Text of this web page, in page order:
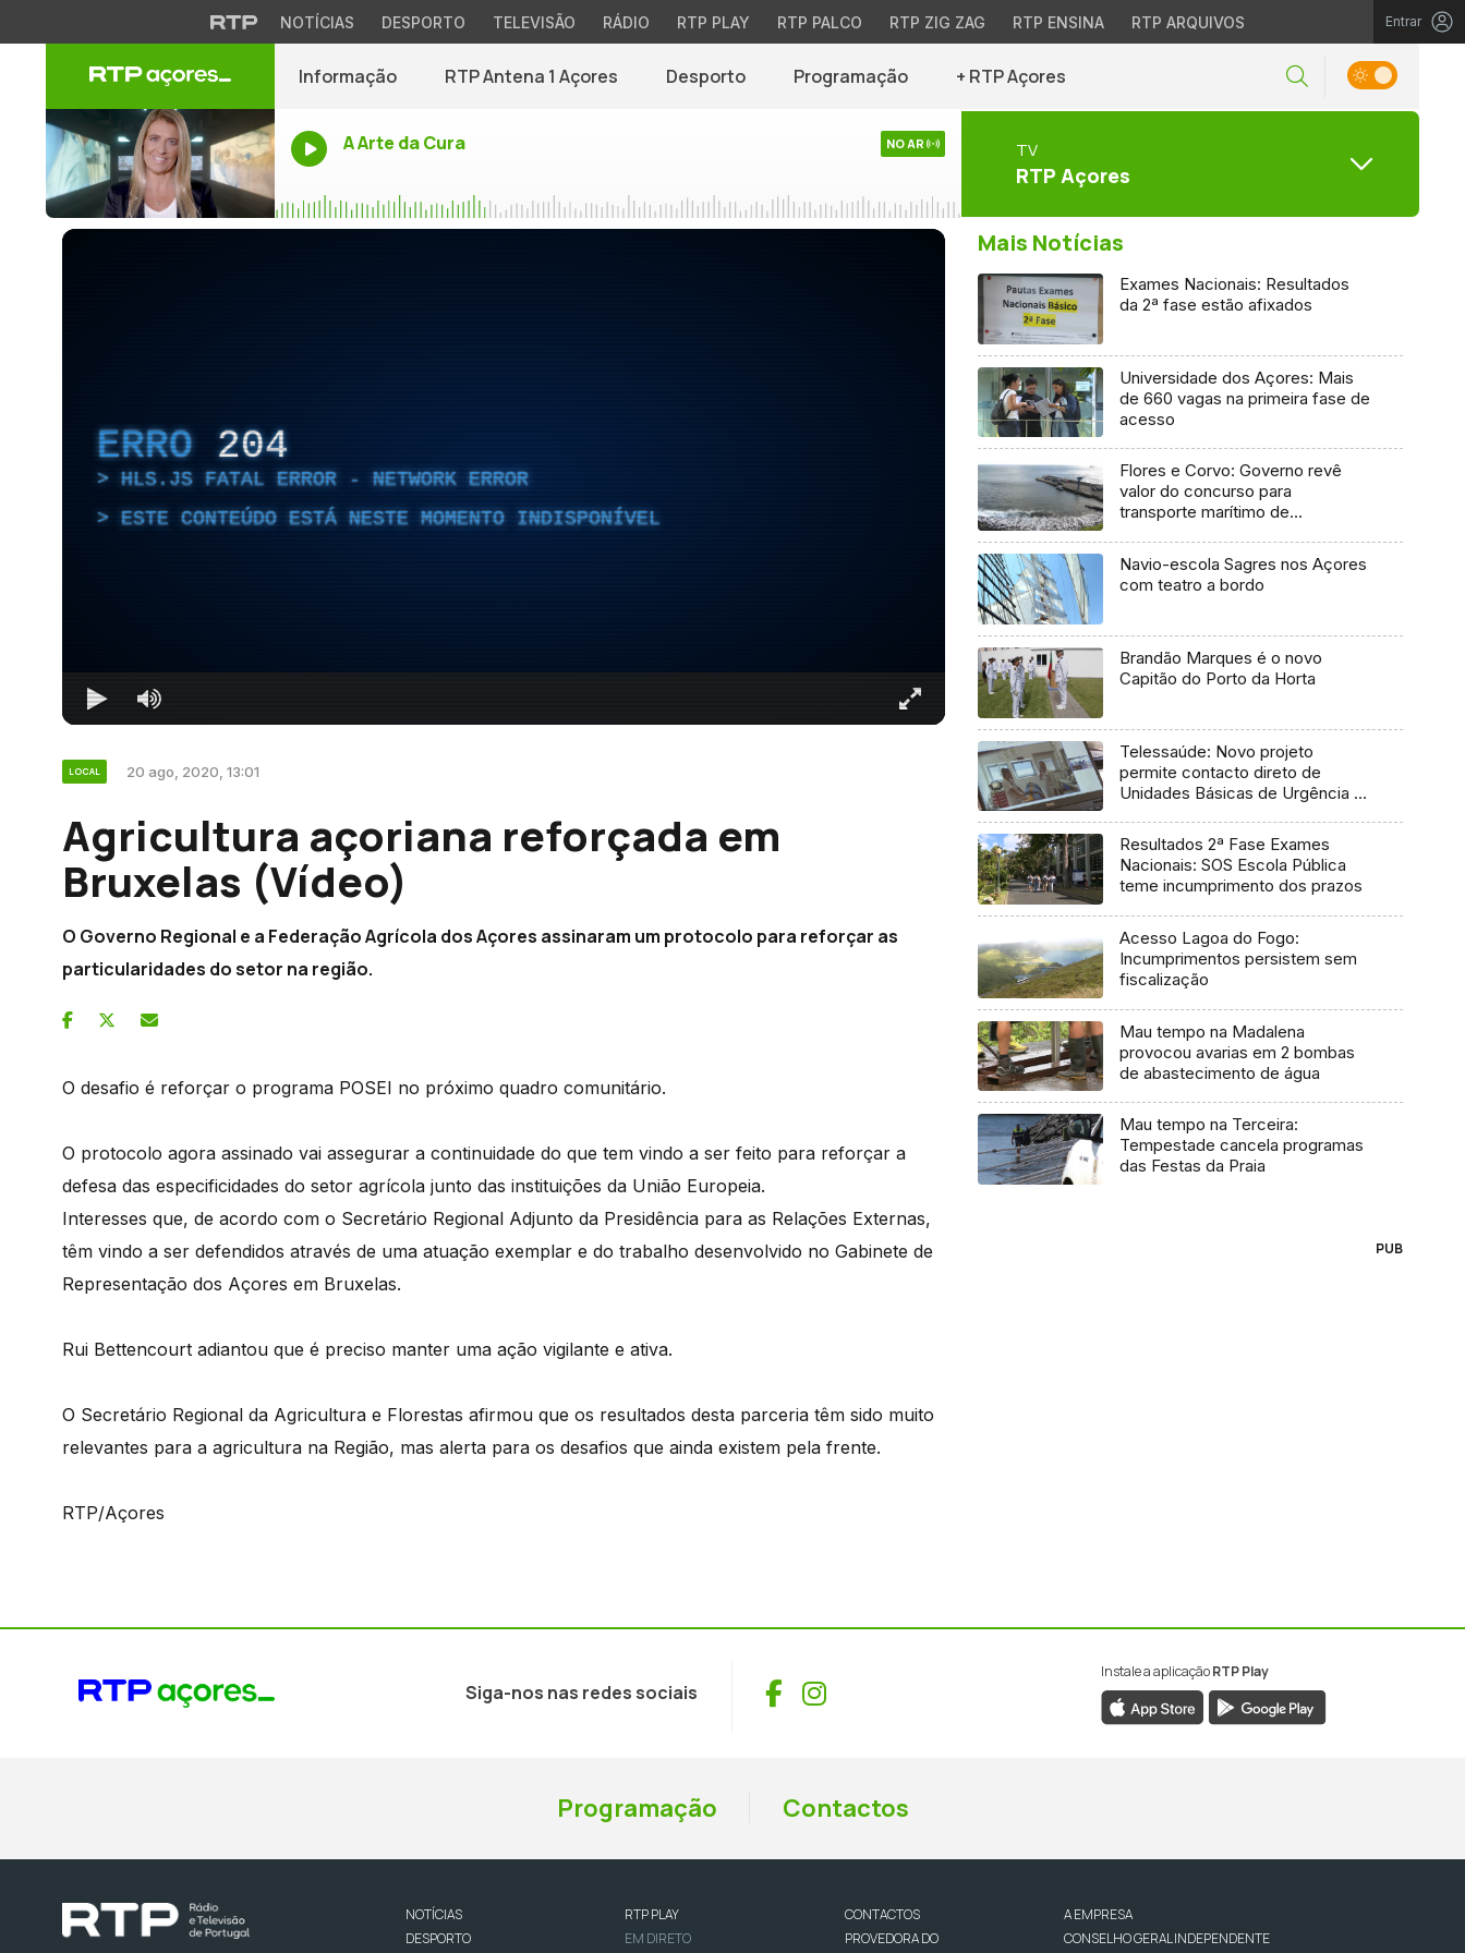
NOTÍCIAS DESPORTO TELEVISÃO RÁDIO RTP PLAY RTP PALCO RTP ZIG ZAG RTP ENSINA RTP ARQUIVOS Entrar
Informação RTP Antena 1 Açores Desporto Programação + RTP Açores
A Arte da Cura NO AR TV
RTP Açores
ERRO 204
HLS.JS FATAL ERROR - NETWORK ERROR
ESTE CONTEÚDO ESTÁ NESTE MOMENTO INDISPONÍVEL
LOCAL 20 ago, 2020, 13:01
Agricultura açoriana reforçada em
Bruxelas (Vídeo)
O Governo Regional e a Federação Agrícola dos Açores assinaram um protocolo para reforçar as
particularidades do setor na região.
O desafio é reforçar o programa POSEI no próximo quadro comunitário.
O protocolo agora assinado vai assegurar a continuidade do que tem vindo a ser feito para reforçar a
defesa das especificidades do setor agrícola junto das instituições da União Europeia.
Interesses que, de acordo com o Secretário Regional Adjunto da Presidência para as Relações Externas,
têm vindo a ser defendidos através de uma atuação exemplar e do trabalho desenvolvido no Gabinete de
Representação dos Açores em Bruxelas.
Rui Bettencourt adiantou que é preciso manter uma ação vigilante e ativa.
O Secretário Regional da Agricultura e Florestas afirmou que os resultados desta parceria têm sido muito
relevantes para a agricultura na Região, mas alerta para os desafios que ainda existem pela frente.
RTP/Açores
Mais Notícias
Exames Nacionais: Resultados
da 2ª fase estão afixados
Universidade dos Açores: Mais
de 660 vagas na primeira fase de
acesso
Flores e Corvo: Governo revê
valor do concurso para
transporte marítimo de
Navio-escola Sagres nos Açores
com teatro a bordo
Brandão Marques é o novo
Capitão do Porto da Horta
Telessaúde: Novo projeto
permite contacto direto de
Unidades Básicas de Urgência e
Resultados 2ª Fase Exames
Nacionais: SOS Escola Pública
teme incumprimento dos prazos
Acesso Lagoa do Fogo:
Incumprimentos persistem sem
fiscalização
Mau tempo na Madalena
provocou avarias em 2 bombas
de abastecimento de água
Mau tempo na Terceira:
Tempestade cancela programas
das Festas da Praia
PUB
Siga-nos nas redes sociais Facebook
Instagram
Instale a aplicaçãoRTP Play
Programação Contactos
NOTÍCIAS
DESPORTO
RTP PLAY
EM DIRETO
CONTACTOS
PROVEDORA DO
A EMPRESA
CONSELHO GERAL INDEPENDENTE